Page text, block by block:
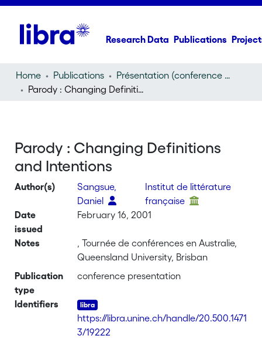
Research Data Publications
Home Publications
Présentation (conference presentation)
Parody : Changing Definitions and Intentions
Parody : Changing Definitions
and Intentions
Author(s)
Sangsue,
Daniel
Institut de littérature
française
Date
issued
February 16, 2001
Notes
, Tournée de conférences en Australie,
Queensland University, Brisban
Publication
type
conference presentation
Identifiers
https://libra.unine.ch/handle/20.500.1471
3/19222